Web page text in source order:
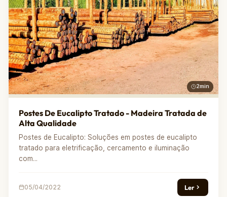
2min
Postes De Eucalipto Tratado - Madeira Tratada de
Alta Qualidade
Postes de Eucalipto: Soluções em postes de eucalipto
tratado para eletrificação, cercamento e iluminação
com...
05/04/2022 Ler